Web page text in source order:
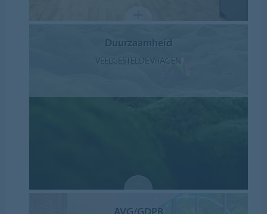
Duurzaamheid
VEELGESTELDE VRAGEN
AVG/GDPR